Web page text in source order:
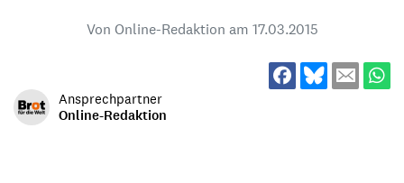
Von Online-Redaktion am 17.03.2015
Ansprechpartner
Online-Redaktion